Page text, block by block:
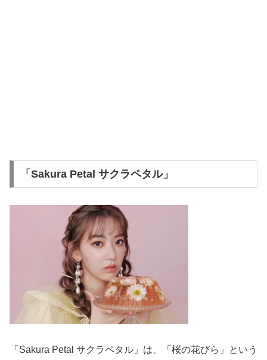
「Sakura Petal サクラペタル」
「Sakura Petal サクラペタル」は、「桜の花びら」という